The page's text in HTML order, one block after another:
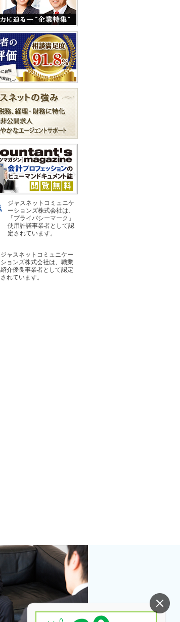
ジャスネットコミュニケ
ーションズ株式会社は、
「プライバシーマーク」
使用許諾事業者として認
定されています。
ジャスネットコミュニケー
ションズ株式会社は、職業
紹介優良事業者として認定
されています。